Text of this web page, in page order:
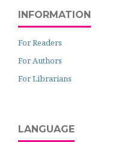
INFORMATION
For Readers
For Authors
For Librarians
LANGUAGE